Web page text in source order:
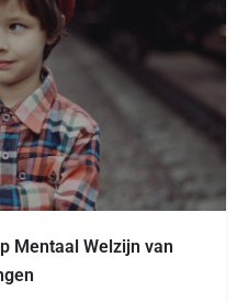
Mentaal Welzijn van